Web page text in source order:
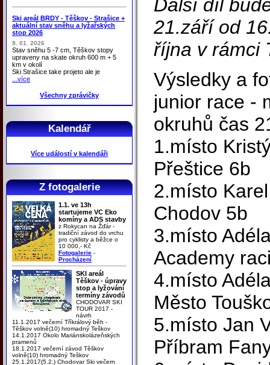
Ski areál BRDY - Těškov - Strašice +
aktuální stav sněhu a lyžařských
stop 2026
9. 01. 2026
Stav sněhu 5 -7 cm, Těškov stopy
upraveny na skate okruh 600 m + 5
km v okolí
Ski Strašice take projeto ale je
...více
Všechny zprávičky
Kalendář
Více událostí v kalendáři
Z fotogalerie
1.1. ve 13h
startujeme VC Eko
komíny a ADS stavby
z Rokycan na Žďár -
tradiční závod do vrchu
pro cyklisty a běžce o
10 000,- Kč
Fotogalerie -
Procházení
SKI areál
Těškov - úpravy
stop a lyžování
termíny závodů
CHODOVAR SKI
TOUR 2017 -
návrh
11.1.2017 večerní Tříkrálový běh -
Těškov volně(10) hromadný Teškov
14.1.2017 Okolo Mariánskolázeňských
pramenů
18.1.2017 večerní závod Těškov
volně(10) hromadný Teškov
25.1.2017(5.2.) Chodovar Ski večern
Další díl
21.září od
října v rámci
Výsledky a
junior race -
okruhů čas
1.místo
Přeštice 6b
2.místo
Chodov 5b
3.místo
Academy
4.místo
Město
5.místo Jan
Příbram